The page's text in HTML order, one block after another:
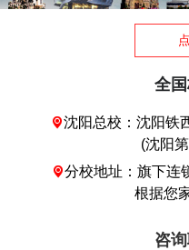
全
沈阳总校：沈阳铁
(沈阳
分校地址：旗下连
根据您家位
咨